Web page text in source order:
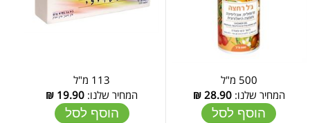
500 מ"ל
המחיר שלנו:28.90
₪
הוסף לסל
113 מ"ל
המחיר שלנו: 19.90
₪
הוסף לסל